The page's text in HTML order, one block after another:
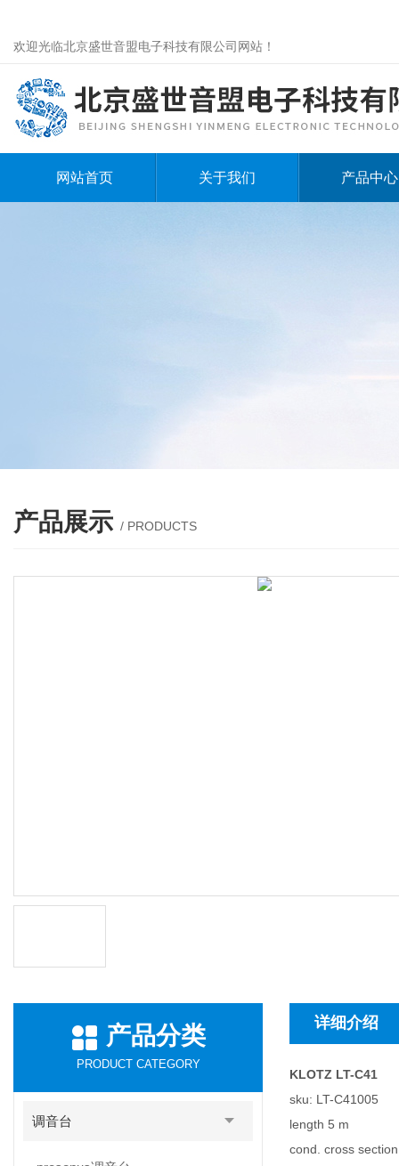
欢迎光临北京盛世音盟电子科技有限公司网站！
网站首页 关于我们 产品中心
产品展示 / PRODUCTS
产品分类
PRODUCT CATEGORY
调音台
详细介绍
KLOTZ LT-C41
sku: LT-C41005
length 5 m
cond. cross